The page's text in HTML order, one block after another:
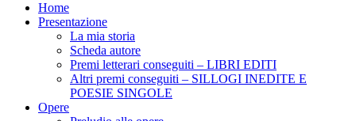
Home
Presentazione
La mia storia
Scheda autore
Premi letterari conseguiti – LIBRI EDITI
Altri premi conseguiti – SILLOGI INEDITE E
POESIE SINGOLE
Opere